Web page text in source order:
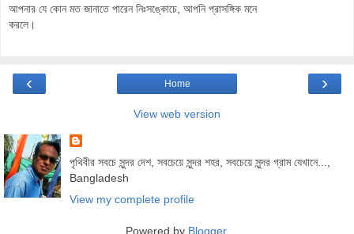
আপনার যে কোন মত জানাতে পারেন নিঃসঙ্কোচে, আপনি প্রাসঙ্গিক মনে
করলে।
‹ ›
Home
View web version
পৃথিবীর সবচে সুন্দর দেশ, সবচেয়ে সুন্দর শহর, সবচেয়ে সুন্দর গ্রাম যেখানে...,
Bangladesh
View my complete profile
Powered by Blogger.